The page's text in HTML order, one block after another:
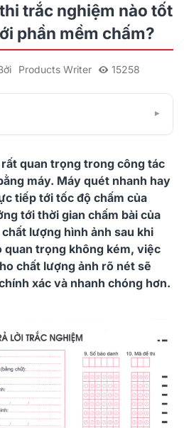
trắc nghiệm nào tốt
phần mềm chấm?
Products Writer 15258
▾
trắc nghiệm Kodak s2050
trắc nghiệm Kodak s2070
trắc nghiệm Kodak s2085f
giải pháp, quý khách hàng vui
để được hỗ trợ tốt
sẵn lòng tư vấn rõ hơn và
hàng với những chính
quan trọng trong công tác
máy. Máy quét nhanh hay
tiếp tới tốc độ chấm của
tới thời gian chấm bài của
lượng hình ảnh sau khi
trọng không kém, việc
chất lượng ảnh rõ nét sẽ
xác và nhanh chóng hơn.